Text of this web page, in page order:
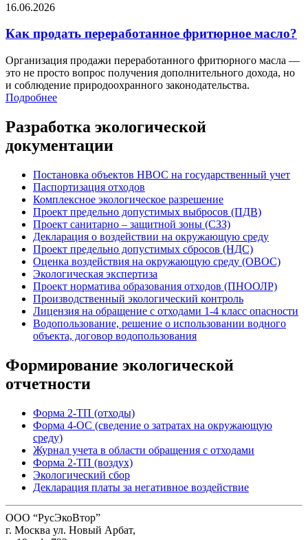
16.06.2026
Как продать переработанное фритюрное масло?
Организация продажи переработанного фритюрного масла —
это не просто вопрос получения дополнительного дохода, но
и соблюдение природоохранного законодательства.
Подробнее
Разработка экологической
документации
Постановка объектов НВОС на государственный учет
Паспортизация отходов
Комплексное экологическое разрешение
Проект предельно допустимых выбросов (ПДВ)
Проект санитарно – защитной зоны (СЗЗ)
Декларация о воздействии на окружающую среду
Проект предельно допустимых сбросов (НДС)
Оценка воздействия на окружающую среду (ОВОС)
Экологическая экспертиза
Проект норматива образования отходов (ПНООЛР)
Производственный экологический контроль
Лицензия на обращение с отходами 1-4 класс опасности
Водопользование, решение о использовании водного
объекта, договор водопользования
Формирование экологической
отчетности
Форма 2-ТП (отходы)
Форма 4-ОС (сведение о затратах на окружающую
среду)
Журнал учета в области обращения с отходами
Форма 2-ТП (воздух)
Экологический сбор
Декларация платы за негативное воздействие
ООО “РусЭкоВтор”
г. Москва ул. Новый Арбат,